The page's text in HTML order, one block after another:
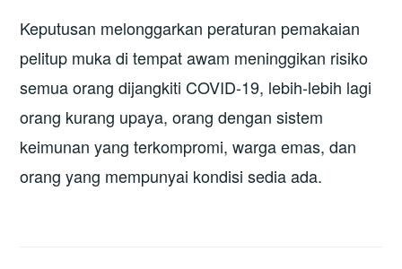
Keputusan melonggarkan peraturan pemakaian
pelitup muka di tempat awam meninggikan risiko
semua orang dijangkiti COVID-19, lebih-lebih lagi
orang kurang upaya, orang dengan sistem
keimunan yang terkompromi, warga emas, dan
orang yang mempunyai kondisi sedia ada.